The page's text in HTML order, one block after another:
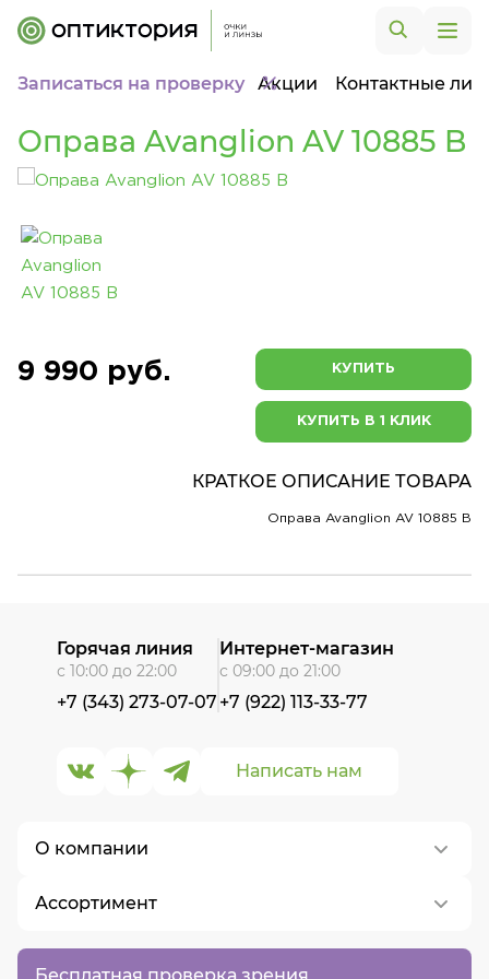
Записаться на проверку Акции Контактные
Оправа Avanglion AV 10885 B
9 990 руб. КУПИТЬ
КУПИТЬ В 1 КЛИК
КРАТКОЕ ОПИСАНИЕ ТОВАРА
Оправа Avanglion AV 10885 B
Бесплатная проверка зрения
О компании
О нас
Контакты
Ассортимент
Написать нам
Горячая линия
с 10:00 до 22:00
+7 (343) 273-07-07
Интернет-магазин
с 09:00 до 21:00
+7 (922) 113-33-77